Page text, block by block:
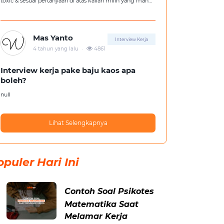
Mas Yanto Interview Kerja
4 tahun yang lalu . 4861
Interview kerja pake baju kaos apa
boleh?
null
Lihat Selengkapnya
Hari Ini
Contoh Soal Psikotes
Matematika Saat
Melamar Kerja